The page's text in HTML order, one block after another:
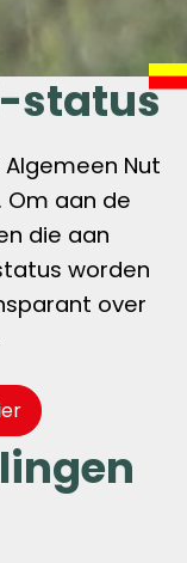
status
Nut
Om aan de
die aan
worden
over